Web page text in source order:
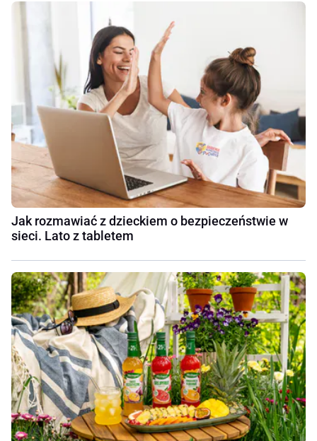
Jak rozmawiać z dzieckiem o bezpieczeństwie w
sieci. Lato z tabletem